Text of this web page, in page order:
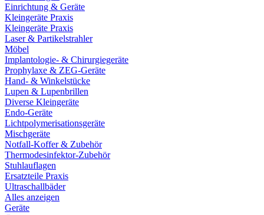
Einrichtung & Geräte
Kleingeräte Praxis
Kleingeräte Praxis
Laser & Partikelstrahler
Möbel
Implantologie- & Chirurgiegeräte
Prophylaxe & ZEG-Geräte
Hand- & Winkelstücke
Lupen & Lupenbrillen
Diverse Kleingeräte
Endo-Geräte
Lichtpolymerisationsgeräte
Mischgeräte
Notfall-Koffer & Zubehör
Thermodesinfektor-Zubehör
Stuhlauflagen
Ersatzteile Praxis
Ultraschallbäder
Alles anzeigen
Geräte